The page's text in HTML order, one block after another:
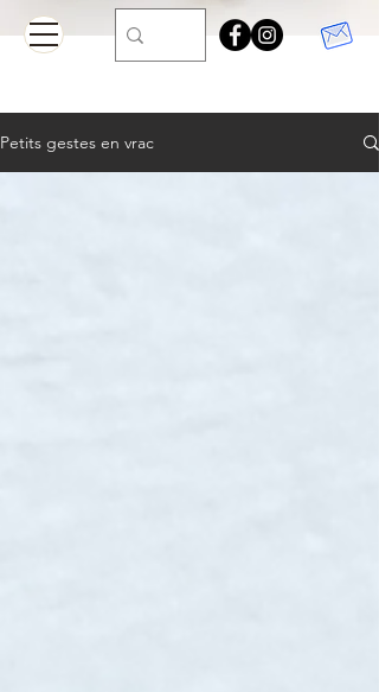
Petits gestes en vrac